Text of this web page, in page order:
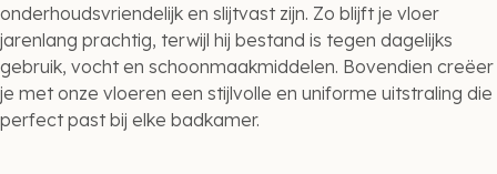
onderhoudsvriendelijk en slijtvast zijn. Zo blijft je vloer
jarenlang prachtig, terwijl hij bestand is tegen dagelijks
gebruik, vocht en schoonmaakmiddelen. Bovendien creëer
je met onze vloeren een stijlvolle en uniforme uitstraling die
perfect past bij elke badkamer.